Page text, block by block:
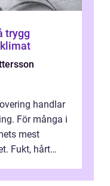
handlar
För många i
mest
Fukt, hårt